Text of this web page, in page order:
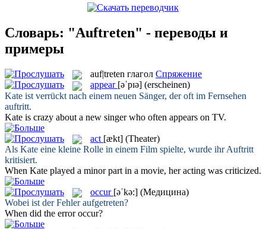
Словарь: "Auftreten" - переводы и
примеры
auf|treten глагол Спряжение
appear [əˈpɪə] (erscheinen)
Kate ist verrückt nach einem neuen Sänger, der oft im Fernsehen
auftritt.
Kate is crazy about a new singer who often appears on TV.
act [ækt] (Theater)
Als Kate eine kleine Rolle in einem Film spielte, wurde ihrAuftritt
kritisiert.
When Kate played a minor part in a movie, heracting was criticized.
occur [əˈkə:] (Медицина)
Wobei ist der Fehleraufgetreten?
When did the erroroccur?